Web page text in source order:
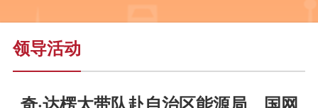
领导活动
奇·达楞太带队赴自治区能源局、国网